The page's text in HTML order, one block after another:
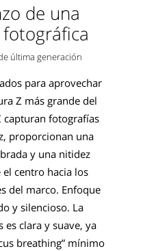
de una
última generación
para aprovechar
Z más grande del
capturan fotografías
proporcionan una
y una nitidez
centro hacia los
del marco. Enfoque
y silencioso. La
es clara y suave, ya
breathing” mínimo